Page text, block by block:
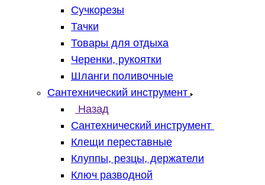
Сучкорезы
Тачки
Товары для отдыха
Черенки, рукоятки
Шланги поливочные
Сантехнический инструмент
Назад
Сантехнический инструмент
Клещи переставные
Клуппы, резцы, держатели
Ключ разводной